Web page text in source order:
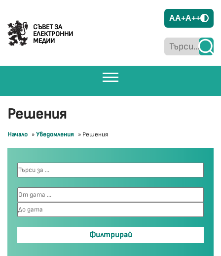
СЪВЕТ ЗА
ЕЛЕКТРОННИ
МЕДИИ
AA+A++
Решения
Начало »Уведомления » Решения